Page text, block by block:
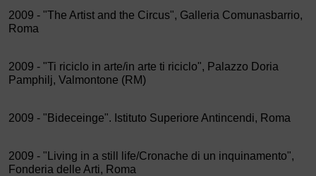
2009 - "The Artist and the Circus", Galleria Comunasbarrio,
Roma
2009 - "Ti riciclo in arte/in arte ti riciclo", Palazzo Doria
Pamphilj, Valmontone (RM)
2009 - "Bideceinge". Istituto Superiore Antincendi, Roma
2009 - "Living in a still life/Cronache di un inquinamento",
Fonderia delle Arti, Roma